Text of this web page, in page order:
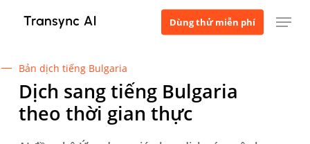
dung
Dùng thử miễn phí Thực đơn
Bản dịch tiếng Bulgaria
Dịch sang tiếng Bulgaria
theo thời gian thực